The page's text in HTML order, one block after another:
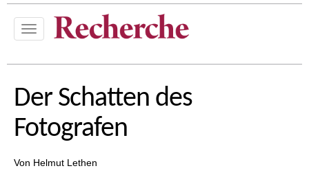
T
o
e
a
g
Der Schatten des
Fotografen
Von Helmut Lethen